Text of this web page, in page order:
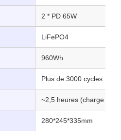
2 * PD 65W
LiFePO4
960Wh
Plus de 3000 cycles
~2,5 heures (charge CA,
280*245*335mm